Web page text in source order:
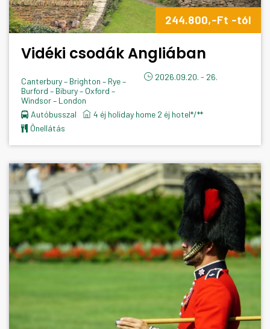
244.800,-Ft -tól
Vidéki csodák Angliában
Canterbury – Brighton – Rye –
Burford – Bibury – Oxford –
Windsor – London
2026.09.20. - 26.
Autóbusszal
4 éj holiday home 2 éj hotel*/**
önellátás